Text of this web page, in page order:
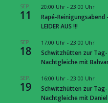
SEP.
11
20:00 Uhr- 23:00 Uhr
Rapé-Reinigungsabend
LEIDER AUS !!!
SEP.
18
17:00 Uhr- 23:00 Uhr
Schwitzhütten zur Tag-
Nachtgleiche mit
SEP.
19
16:00 Uhr- 23:00 Uhr
Schwitzhütten zur Tag-
Nachtgleiche mit Daniel